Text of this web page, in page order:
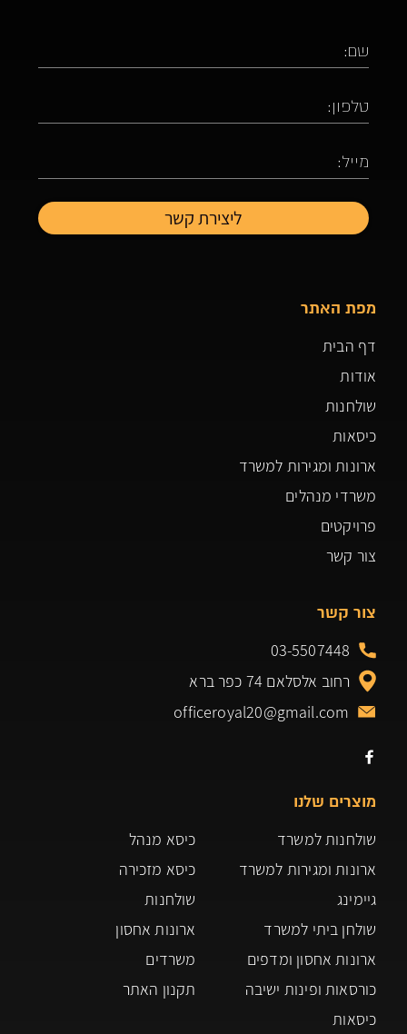
מפת האתר
דף הבית
אודות
שולחנות
כיסאות
ארונות ומגירות למשרד
משרדי מנהלים
פרויקטים
צור קשר
מוצרים שלנו
שולחנות למשרד
ארונות ומגירות למשרד
גיימינג
שולחן ביתי למשרד
ארונות אחסון ומדפים
כורסאות ופינות ישיבה
כיסאות
כיסא מנהל
כיסא מזכירה
שולחנות
ארונות אחסון
משרדים
תקנון האתר
צור קשר
03-5507448
רחוב אלסלאם 74 כפר ברא
officeroyal20@gmail.com